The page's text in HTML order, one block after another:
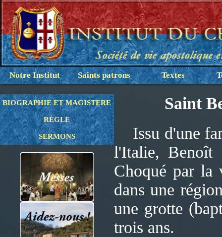
Notre Institut Saints patrons Textes
BIOGRAPHIE ET MAGISTERE
RÈGLE
SERMONS
Saint
Issu d'une
l'Italie, Benoît
Choqué par la
dans une
une grotte
trois ans.